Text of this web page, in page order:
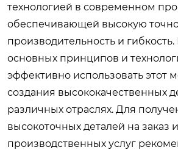
технологией в современном
обеспечивающей высокую
производительность и
основных принципов и
эффективно использовать этот
создания высококачественных
различных отраслях. Для
высокоточных деталей на заказ и
производственных услуг